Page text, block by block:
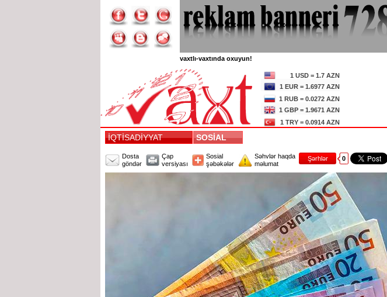
vaxtlı-vaxtında oxuyun!
1 USD = 1.7 AZN
1 EUR = 1.6977 AZN
1 RUB = 0.0272 AZN
1 GBP = 1.9671 AZN
1 TRY = 0.0914 AZN
İQTİSADİYYAT SOSİAL
Dosta
göndər
Çap
versiyası
Sosial
şəbəkələr
Səhvlər haqda
məlumat
Şərhlər 0